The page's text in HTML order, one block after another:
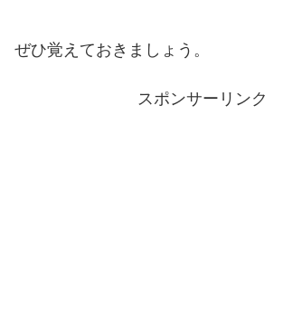
ぜひ覚えておきましょう。
スポンサーリンク